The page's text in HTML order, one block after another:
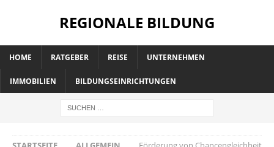
REGIONALE BILDUNG
HOME RATGEBER REISE UNTERNEHMEN
IMMOBILIEN BILDUNGSEINRICHTUNGEN